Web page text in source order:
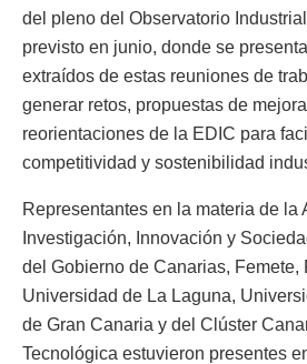
del pleno del Observatorio
previsto en junio, donde se
extraídos de estas reuniones de
generar retos, propuestas de
reorientaciones de la EDIC para
competitividad y sostenibilidad
Representantes en la materia de la
Investigación, Innovación y
del Gobierno de Canarias, Femete,
Universidad de La Laguna,
de Gran Canaria y del Clúster
Tecnológica estuvieron presentes